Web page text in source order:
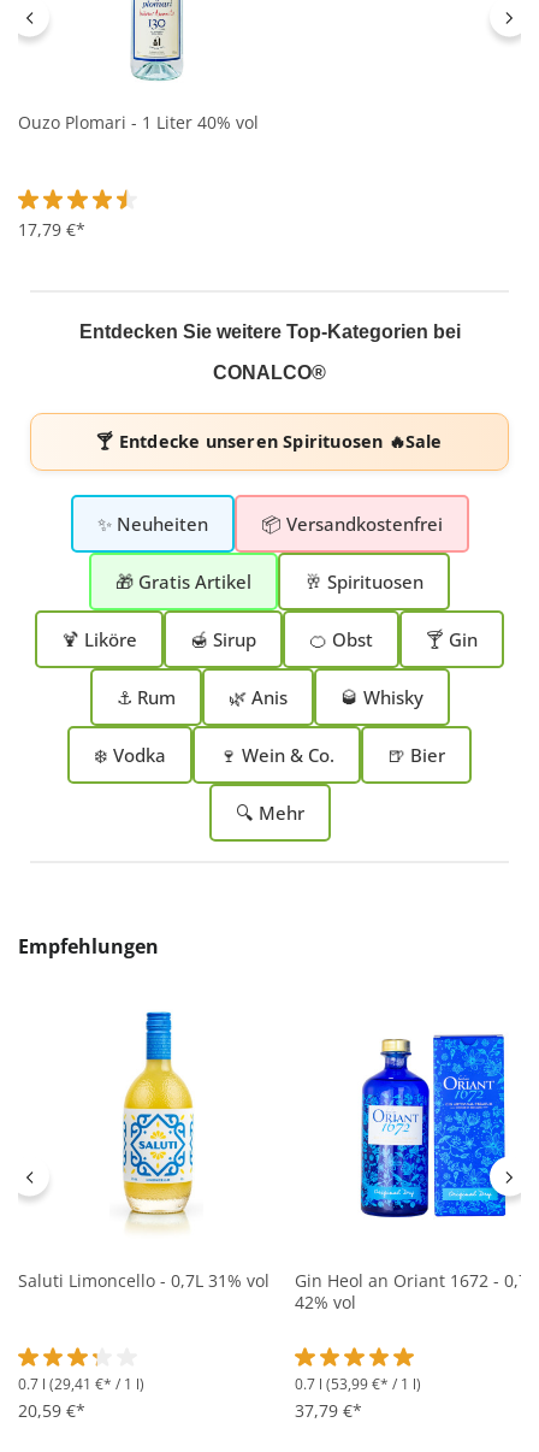
Ouzo Plomari - 1 Liter 40% vol
Durchschnittliche Bewertung von 4.6 von 5 Sternen
17,79 €*
Entdecken Sie weitere Top-Kategorien bei
CONALCO®
🍸 Entdecke unserenSpirituosen 🔥Sale
✨ Neuheiten 📦 Versandkostenfrei
🎁 Gratis Artikel 🥂 Spirituosen
🍹 Liköre 🍯 Sirup 🍊 Obst 🍸 Gin
⚓ Rum 🌿 Anis 🥃 Whisky
❄️ Vodka 🍷 Wein & Co. 🍺 Bier
🔍 Mehr
Produktgalerie überspringen
Empfehlungen
Saluti Limoncello - 0,7L 31% vol
Durchschnittliche Bewertung von 3.2 von 5 Sternen
0.7 l (29,41 €* / 1 l)
20,59 €*
Gin Heol an Oriant 1672 - 0,7L
42% vol
Durchschnittliche
0.7 l (53,99 €* / 1 l)
37,79 €*